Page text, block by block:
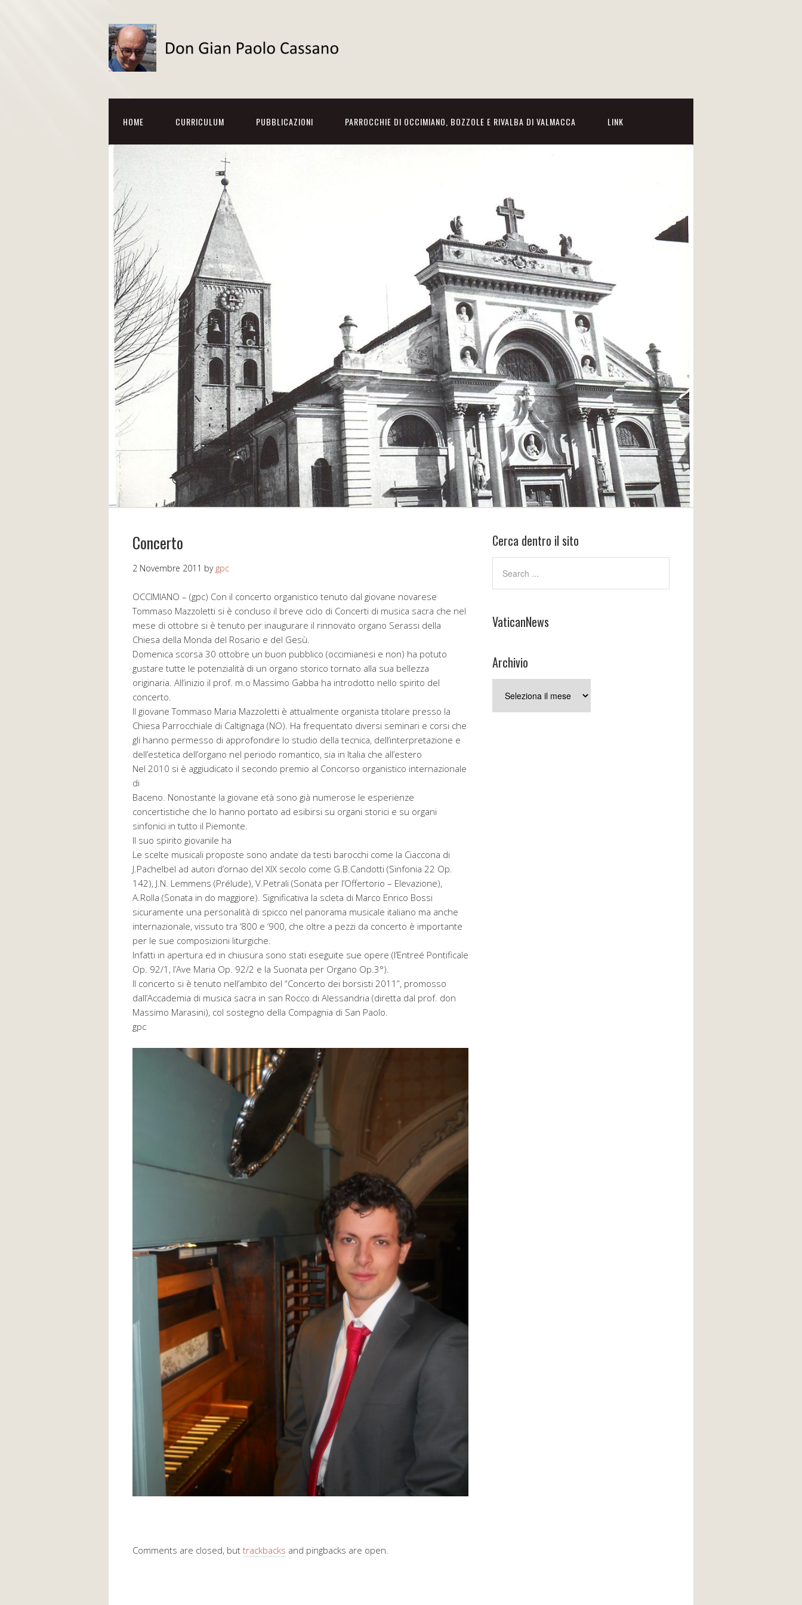
HOME CURRICULUM PUBBLICAZIONI PARROCCHIE DI OCCIMIANO, BOZZOLE E RIVALBA DI VALMACCA LINK
Concerto
2 Novembre 2011 by gpc
OCCIMIANO – (gpc) Con il concerto organistico tenuto dal giovane novarese
Tommaso Mazzoletti si è concluso il breve ciclo di Concerti di musica sacra che nel
mese di ottobre si è tenuto per inaugurare il rinnovato organo Serassi della
Chiesa della Monda del Rosario e del Gesù.
Domenica scorsa 30 ottobre un buon pubblico (occimianesi e non) ha potuto
gustare tutte le potenzialità di un organo storico tornato alla sua bellezza
originaria. All’inizio il prof. m.o Massimo Gabba ha introdotto nello spirito del
concerto.
Il giovane Tommaso Maria Mazzoletti è attualmente organista titolare presso la
Chiesa Parrocchiale di Caltignaga (NO). Ha frequentato diversi seminari e corsi che
gli hanno permesso di approfondire lo studio della tecnica, dell’interpretazione e
dell’estetica dell’organo nel periodo romantico, sia in Italia che all’estero
Nel 2010 si è aggiudicato il secondo premio al Concorso organistico internazionale
di
Baceno. Nonostante la giovane età sono già numerose le esperienze
concertistiche che lo hanno portato ad esibirsi su organi storici e su organi
sinfonici in tutto il Piemonte.
Il suo spirito giovanile ha
Le scelte musicali proposte sono andate da testi barocchi come la Ciaccona di
J.Pachelbel ad autori d’ornao del XIX secolo come G.B.Candotti (Sinfonia 22 Op.
142), J.N. Lemmens (Prélude), V.Petrali (Sonata per l’Offertorio – Elevazione),
A.Rolla (Sonata in do maggiore). Significativa la scleta di Marco Enrico Bossi
sicuramente una personalità di spicco nel panorama musicale italiano ma anche
internazionale, vissuto tra ‘800 e ‘900, che oltre a pezzi da concerto è importante
per le sue composizioni liturgiche.
Infatti in apertura ed in chiusura sono stati eseguite sue opere (l’Entreé Pontificale
Op. 92/1, l’Ave Maria Op. 92/2 e la Suonata per Organo Op.3°).
Il concerto si è tenuto nell’ambito del “Concerto dei borsisti 2011”, promosso
dall’Accademia di musica sacra in san Rocco di Alessandria (diretta dal prof. don
Massimo Marasini), col sostegno della Compagnia di San Paolo.
gpc
Comments are closed, but trackbacks and pingbacks are open.
Cerca dentro il sito
VaticanNews
Archivio